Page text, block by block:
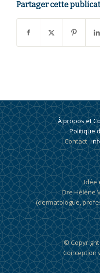
Partager cette
À propos et
Politique
Contact :
Idée
Dre Hélène
(dermatologue,
© Copyright
Conception